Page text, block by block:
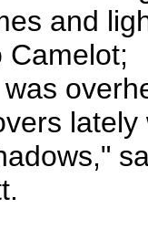
and
Camelot;
lately